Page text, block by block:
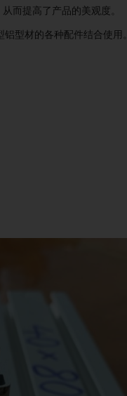
而提高了产品的美观度。
型材的各种配件结合使用。